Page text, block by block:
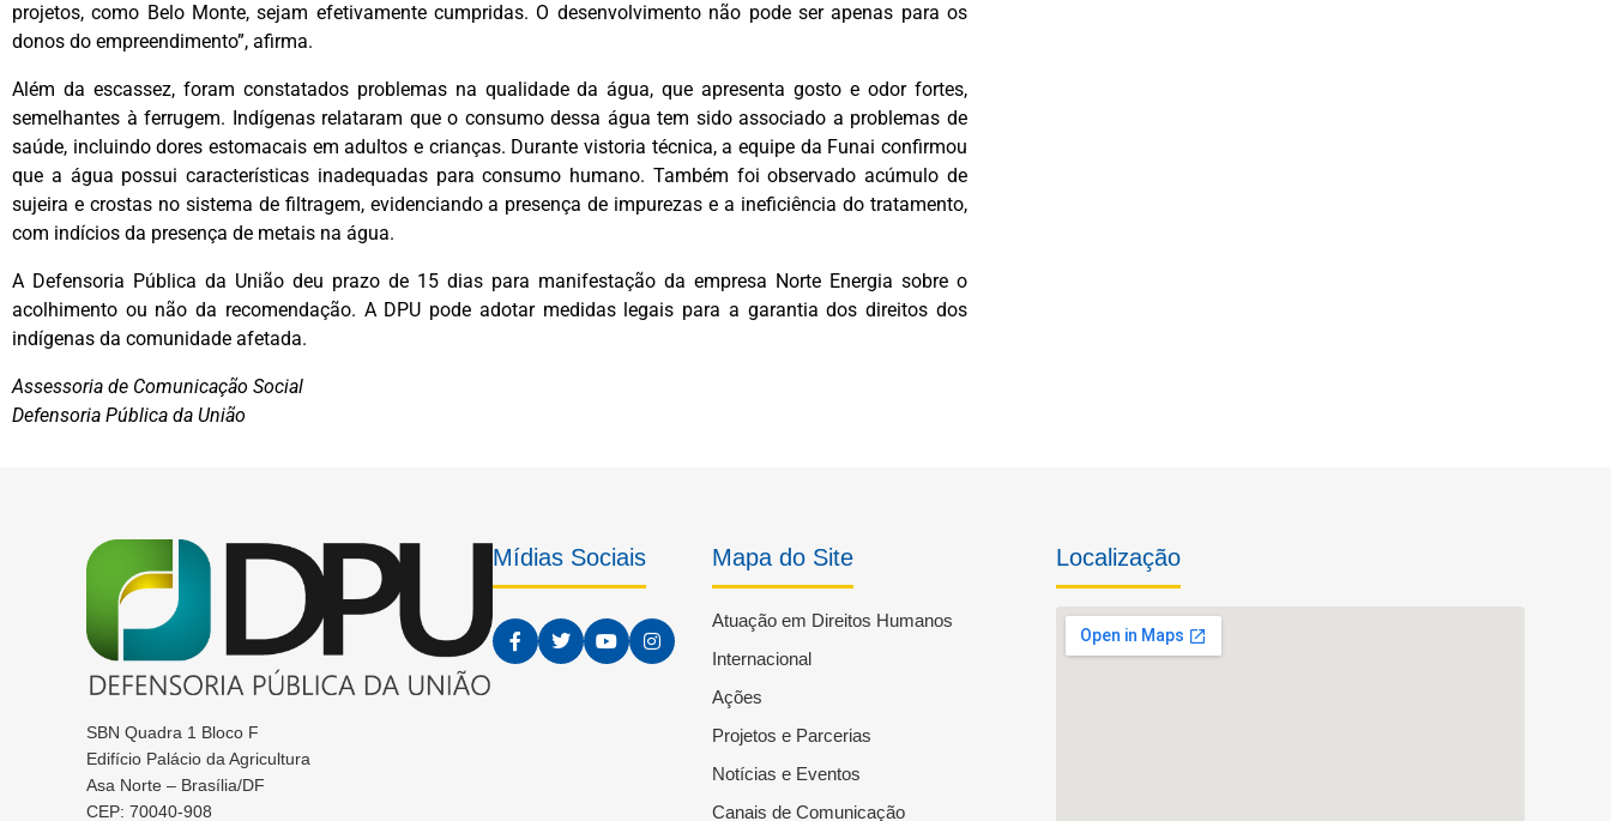
projetos, como Belo Monte, sejam efetivamente cumpridas. O desenvolvimento não pode ser apenas para os
donos do empreendimento”, afirma.
Além da escassez, foram constatados problemas na qualidade da água, que apresenta gosto e odor fortes,
semelhantes à ferrugem. Indígenas relataram que o consumo dessa água tem sido associado a problemas de
saúde, incluindo dores estomacais em adultos e crianças. Durante vistoria técnica, a equipe da Funai confirmou
que a água possui características inadequadas para consumo humano. Também foi observado acúmulo de
sujeira e crostas no sistema de filtragem, evidenciando a presença de impurezas e a ineficiência do tratamento,
com indícios da presença de metais na água.
A Defensoria Pública da União deu prazo de 15 dias para manifestação da empresa Norte Energia sobre o
acolhimento ou não da recomendação. A DPU pode adotar medidas legais para a garantia dos direitos dos
indígenas da comunidade afetada.
Assessoria de Comunicação Social
Defensoria Pública da União
SBN Quadra 1 Bloco F
Edifício Palácio da Agricultura
Asa Norte – Brasília/DF
CEP: 70040-908
Mídias Sociais Mapa do Site
Atuação em Direitos Humanos
Internacional
Ações
Projetos e Parcerias
Notícias e Eventos
Canais de Comunicação
Localização